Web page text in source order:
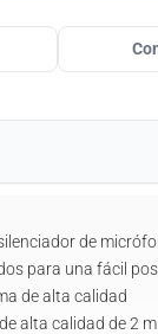
de
para una fácil
de alta calidad
alta calidad de 2